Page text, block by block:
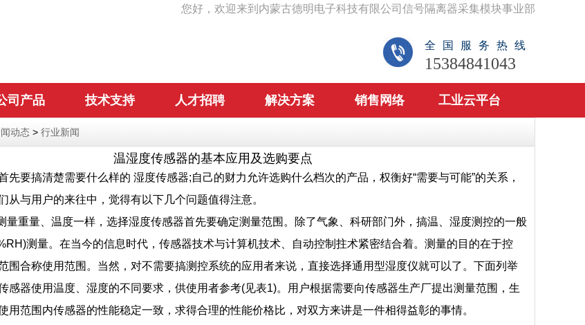
您好，欢迎来到内蒙古德明电子科技有限公司信号隔离器采集模块事业部
全国服务热线
15384841043
司产品 技术支持 人才招聘 解决方案 销售网络 工业云平台
动态 > 行业新闻
温湿度传感器的基本应用及选购要点
先要搞清楚需要什么样的 湿度传感器;自己的财力允许选购什么档次的产品，权衡好“需要与可能”的关系，
从与用户的来往中，觉得有以下几个问题值得注意。
重量、温度一样，选择湿度传感器首先要确定测量范围。除了气象、科研部门外，搞温、湿度测控的一般
测量。在当今的信息时代，传感器技术与计算机技术、自动控制拄术紧密结合着。测量的目的在于控
围合称使用范围。当然，对不需要搞测控系统的应用者来说，直接选择通用型湿度仪就可以了。下面列举
感器使用温度、湿度的不同要求，供使用者参考(见表1)。用户根据需要向传感器生产厂提出测量范围，生
用范围内传感器的性能稳定一致，求得合理的性能价格比，对双方来讲是一件相得益彰的事情。